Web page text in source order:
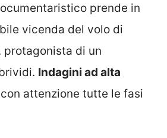
prende in
vicenda del volo di
protagonista di un
Indagini ad alta
attenzione tutte le fasi